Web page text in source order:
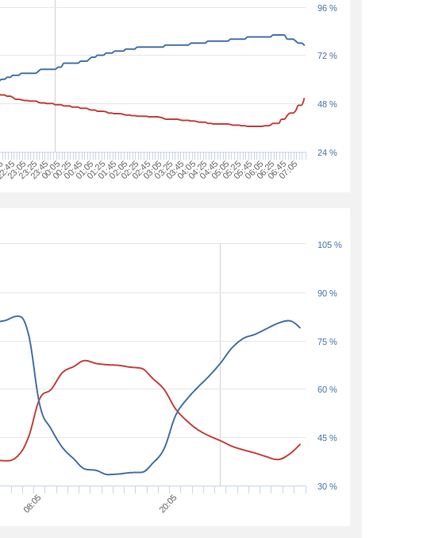
23:0523:2523:4500:0500:2500:4501:0501:2501:4502:0502:2502:4503:0503:2503:4504:0504:2504:4505:0505:2505:4506:0506:2506:4507:05
24 %
48 %
72 %
96 %
08:05 20:05
30 %
45 %
60 %
75 %
90 %
105 %